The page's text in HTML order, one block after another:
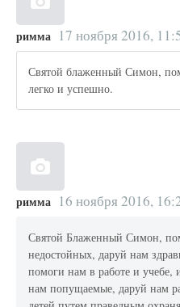
римма 17 ноября 2016,
Святой блаженный Симон,
легко и успешно.
римма 16 ноября 2016,
Святой Блаженный Симон,
недостойных, даруй нам
помоги нам в работе и
нам попущаемые, даруй нам